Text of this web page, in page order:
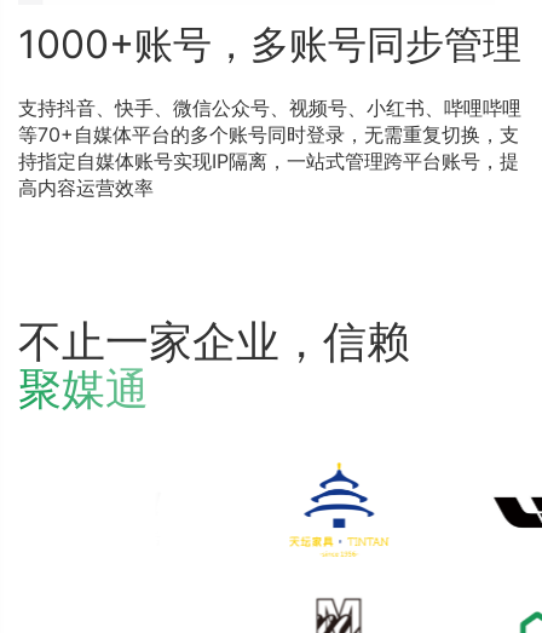
1000+账号，多账号同步管理
支持抖音、快手、微信公众号、视频号、小红书、哔哩哔哩
等70+自媒体平台的多个账号同时登录，无需重复切换，支
持指定自媒体账号实现IP隔离，一站式管理跨平台账号，提
高内容运营效率
不止一家企业，信赖
聚媒通